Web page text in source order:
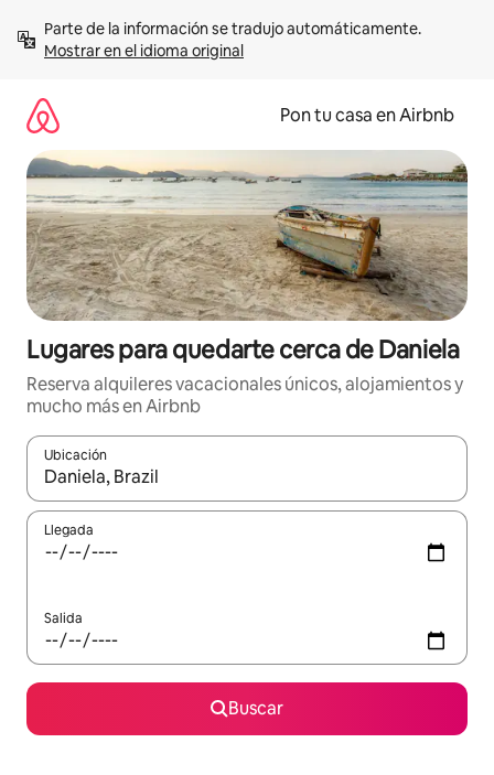
contenidoMostrar en el idioma original
Pon tu casa en Airbnb
Lugares para quedarte cerca de Daniela
Reserva alquileres vacacionales únicos, alojamientos y
mucho más en Airbnb
Ubicación
Cuando los resultados estén disponibles, navega con las
Llegada
Salida
Buscar